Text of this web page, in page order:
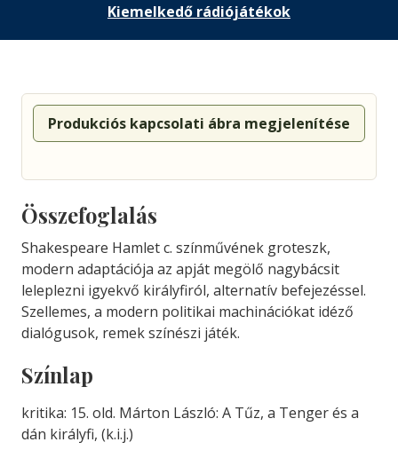
Kiemelkedő rádiójátékok
Produkciós kapcsolati ábra megjelenítése
Összefoglalás
Shakespeare Hamlet c. színművének groteszk,
modern adaptációja az apját megölő nagybácsit
leleplezni igyekvő királyfiról, alternatív befejezéssel.
Szellemes, a modern politikai machinációkat idéző
dialógusok, remek színészi játék.
Színlap
kritika: 15. old. Márton László: A Tűz, a Tenger és a
dán királyfi, (k.i.j.)